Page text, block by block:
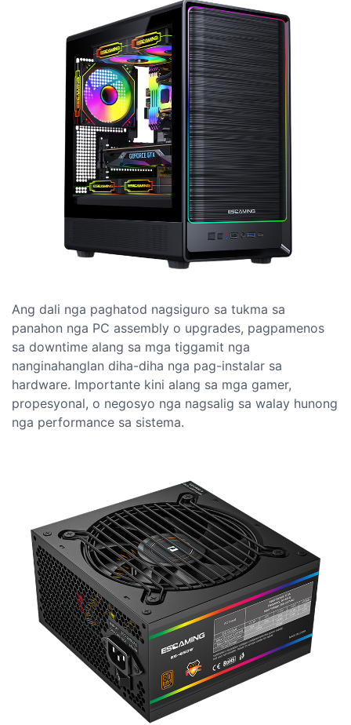
Ang dali nga paghatod nagsiguro sa tukma sa
panahon nga PC assembly o upgrades, pagpamenos
sa downtime alang sa mga tiggamit nga
nanginahanglan diha-diha nga pag-instalar sa
hardware. Importante kini alang sa mga gamer,
propesyonal, o negosyo nga nagsalig sa walay hunong
nga performance sa sistema.